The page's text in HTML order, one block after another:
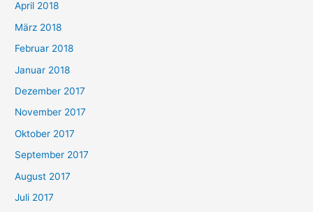
April 2018
März 2018
Februar 2018
Januar 2018
Dezember 2017
November 2017
Oktober 2017
September 2017
August 2017
Juli 2017